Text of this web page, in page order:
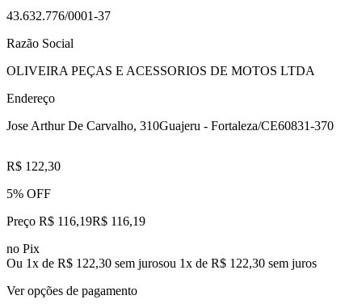
43.632.776/0001-37
Razão Social
OLIVEIRA PEÇAS E ACESSORIOS DE MOTOS LTDA
Endereço
Jose Arthur De Carvalho, 310Guajeru - Fortaleza/CE60831-370
R$ 122,30
5% OFF
Preço R$ 116,19R$ 116,19
no Pix
Ou 1x de R$ 122,30 sem jurosou 1x de R$ 122,30 sem juros
Ver opções de pagamento